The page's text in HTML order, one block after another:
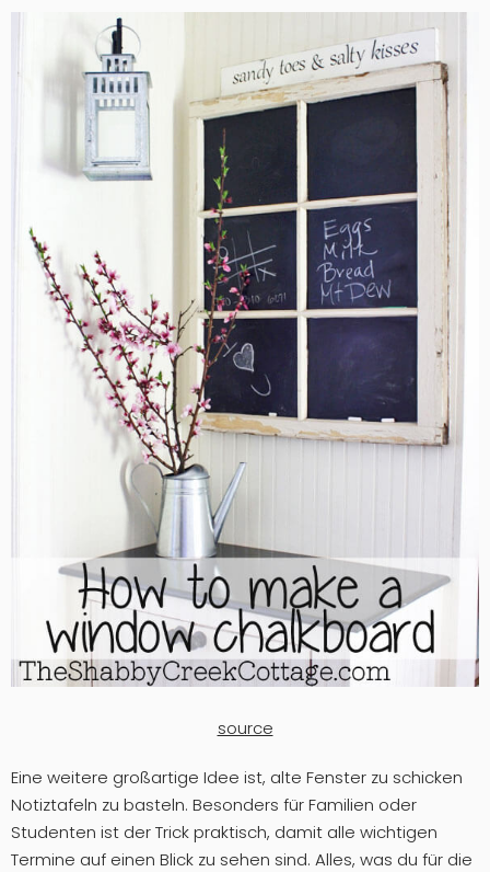
source
Eine weitere großartige Idee ist, alte Fenster zu schicken
Notiztafeln zu basteln. Besonders für Familien oder
Studenten ist der Trick praktisch, damit alle wichtigen
Termine auf einen Blick zu sehen sind. Alles, was du für die